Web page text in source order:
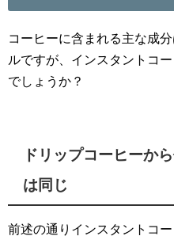
コーヒーに含まれる主な成
ルですが、インスタントコ
でしょうか？
ドリップコーヒーか
は同じ
前述の通りインスタントコ